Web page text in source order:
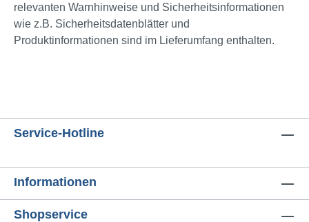
relevanten Warnhinweise und Sicherheitsinformationen
wie z.B. Sicherheitsdatenblätter und
Produktinformationen sind im Lieferumfang enthalten.
Service-Hotline
Informationen
Shopservice